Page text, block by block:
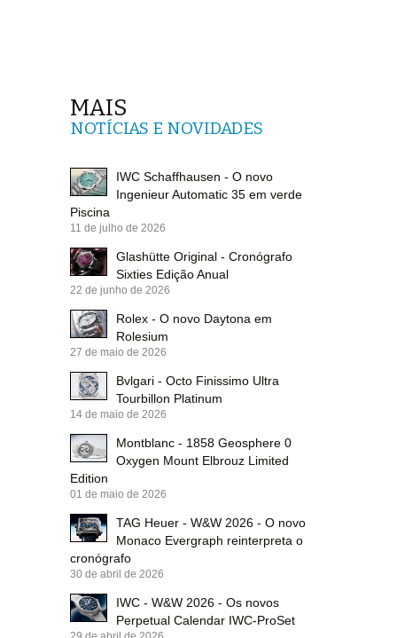
MAIS
NOTÍCIAS E NOVIDADES
IWC Schaffhausen - O novo
Ingenieur Automatic 35 em verde
Piscina
11 de julho de 2026
Glashütte Original - Cronógrafo
Sixties Edição Anual
22 de junho de 2026
Rolex - O novo Daytona em
Rolesium
27 de maio de 2026
Bvlgari - Octo Finissimo Ultra
Tourbillon Platinum
14 de maio de 2026
Montblanc - 1858 Geosphere 0
Oxygen Mount Elbrouz Limited
Edition
01 de maio de 2026
TAG Heuer - W&W 2026 - O novo
Monaco Evergraph reinterpreta o
cronógrafo
30 de abril de 2026
IWC - W&W 2026 - Os novos
Perpetual Calendar IWC-ProSet